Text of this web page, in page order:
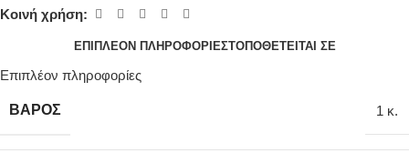
Κοινή χρήση:
ΕΠΙΠΛΈΟΝ ΠΛΗΡΟΦΟΡΊΕΣΤΟΠΟΘΕΤΕΊΤΑΙ ΣΕ
Επιπλέον πληροφορίες
ΒΆΡΟΣ 1 κ.